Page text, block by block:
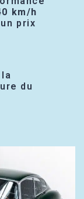
km/h
prix
la
du